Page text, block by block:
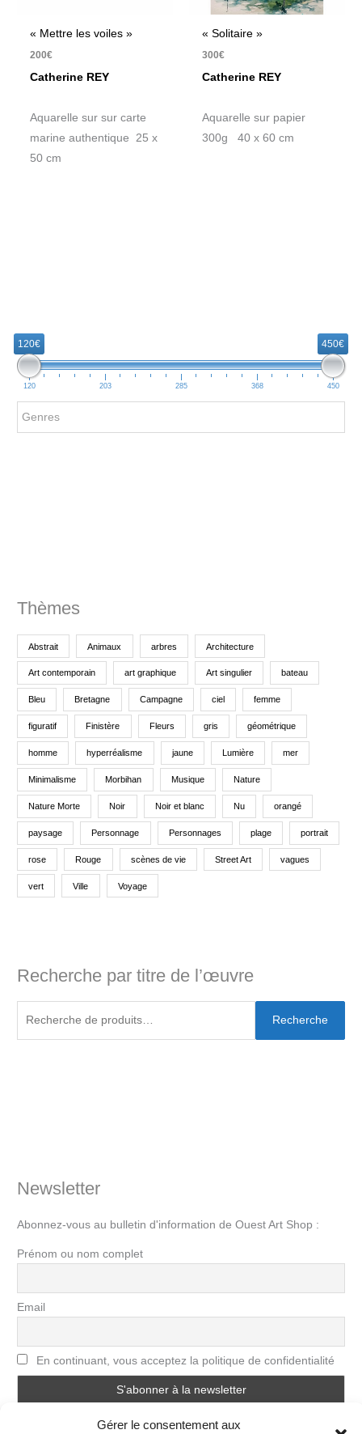
Gérer le consentement aux
« Mettre les voiles »
200€
Catherine REY
Aquarelle sur sur carte
marine authentique 25 x
50 cm
« Solitaire »
300€
Catherine REY
Aquarelle sur papier
300g 40 x 60 cm
120€ 450€
120 203 285 368 450
Thèmes
Abstrait Animaux arbres Architecture
Art contemporain art graphique Art singulier bateau
Bleu Bretagne Campagne ciel femme
figuratif Finistère Fleurs gris géométrique
homme hyperréalisme jaune Lumière mer
Minimalisme Morbihan Musique Nature
Nature Morte Noir Noir et blanc Nu orangé
paysage Personnage Personnages plage portrait
rose Rouge scènes de vie Street Art vagues
vert Ville Voyage
Recherche par titre de l’œuvre
c
h
Recherche
Newsletter
Abonnez-vous au bulletin d'information de Ouest Art Shop :
Prénom ou nom complet
Email
En continuant, vous acceptez la politique de confidentialité